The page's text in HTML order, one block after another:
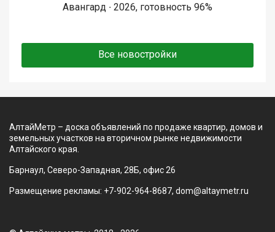
Авангард ∙ 2026, готовность 96%
Все новостройки
АлтайМетр – доска объявлений по продаже квартир, домов и
земельных участков на вторичном рынке недвижимости
Алтайского края.
Барнаул, Северо-Западная, 28Б, офис 26
Размещение рекламы: +7-902-964-8687, dom@altaymetr.ru